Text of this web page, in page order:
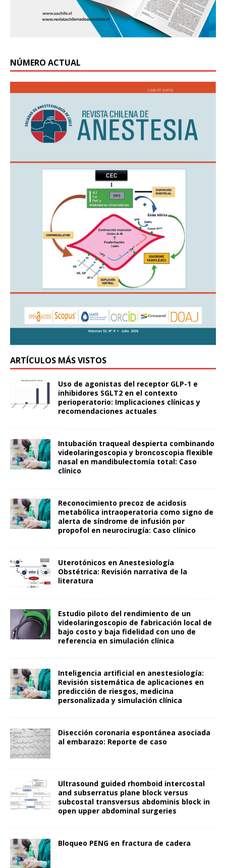
NÚMERO ACTUAL
ARTÍCULOS MÁS VISTOS
Uso de agonistas del receptor GLP-1 e
inhibidores SGLT2 en el contexto
perioperatorio: Implicaciones clínicas y
recomendaciones actuales
Intubación traqueal despierta combinando
videolaringoscopia y broncoscopia flexible
nasal en mandibulectomía total: Caso
clínico
Reconocimiento precoz de acidosis
metabólica intraoperatoria como signo de
alerta de síndrome de infusión por
propofol en neurocirugía: Caso clínico
Uterotónicos en Anestesiología
Obstétrica: Revisión narrativa de la
literatura
Estudio piloto del rendimiento de un
videolaringoscopio de fabricación local de
bajo costo y baja fidelidad con uno de
referencia en simulación clínica
Inteligencia artificial en anestesiología:
Revisión sistemática de aplicaciones en
predicción de riesgos, medicina
personalizada y simulación clínica
Disección coronaria espontánea asociada
al embarazo: Reporte de caso
Ultrasound guided rhomboid intercostal
and subserratus plane block versus
subcostal transversus abdominis block in
open upper abdominal surgeries
Bloqueo PENG en fractura de cadera